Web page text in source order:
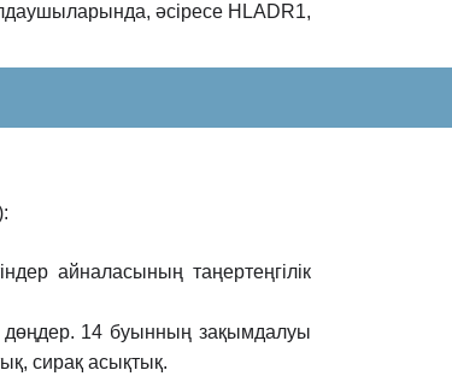
əсіресе HLADR1,
айналасының таңертеңгілік
дөңдер. 14 буынның зақымдалуы
сирақ асықтық.